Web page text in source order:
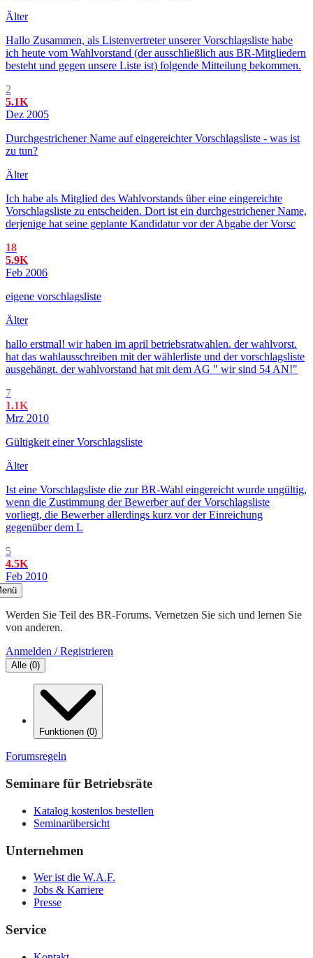
Älter
Hallo Zusammen, als Listenvertreter unserer Vorschlagsliste habe
ich heute vom Wahlvorstand (der ausschließlich aus BR-Mitgliedern
besteht und gegen unsere Liste ist) folgende Mitteilung bekommen.
2
5.1K
Dez 2005
Durchgestrichener Name auf eingereichter Vorschlagsliste - was ist
zu tun?
Älter
Ich habe als Mitglied des Wahlvorstands über eine eingereichte
Vorschlagsliste zu entscheiden. Dort ist ein durchgestrichener Name,
derjenige hat seine geplante Kandidatur vor der Abgabe der Vorsc
18
5.9K
Feb 2006
eigene vorschlagsliste
Älter
hallo erstmal! wir haben im april betriebsratwahlen. der wahlvorst.
hat das wahlausschreiben mit der wählerliste und der vorschlagsliste
ausgehängt. der wahlvorstand hat mit dem AG " wir sind 54 AN!"
7
1.1K
Mrz 2010
Gültigkeit einer Vorschlagsliste
Älter
Ist eine Vorschlagsliste die zur BR-Wahl eingereicht wurde ungültig,
wenn die Zustimmung der Bewerber auf der Vorschlagsliste
vorliegt, die Bewerber allerdings kurz vor der Einreichung
gegenüber dem L
5
4.5K
Feb 2010
Werden Sie Teil des BR-Forums. Vernetzen Sie sich und lernen Sie
von anderen.
Anmelden / Registrieren
Alle (0)
Funktionen (0)
Forumsregeln
Seminare für Betriebsräte
Katalog kostenlos bestellen
Seminarübersicht
Unternehmen
Wer ist die W.A.F.
Jobs & Karriere
Presse
Service